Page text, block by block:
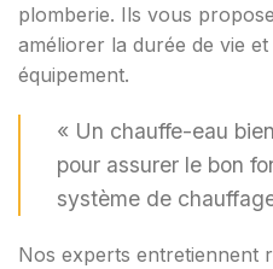
plomberie. Ils vous
améliorer la durée de vie et
équipement.
« Un chauffe-eau
pour assurer le bon
système de
Nos experts entretiennent